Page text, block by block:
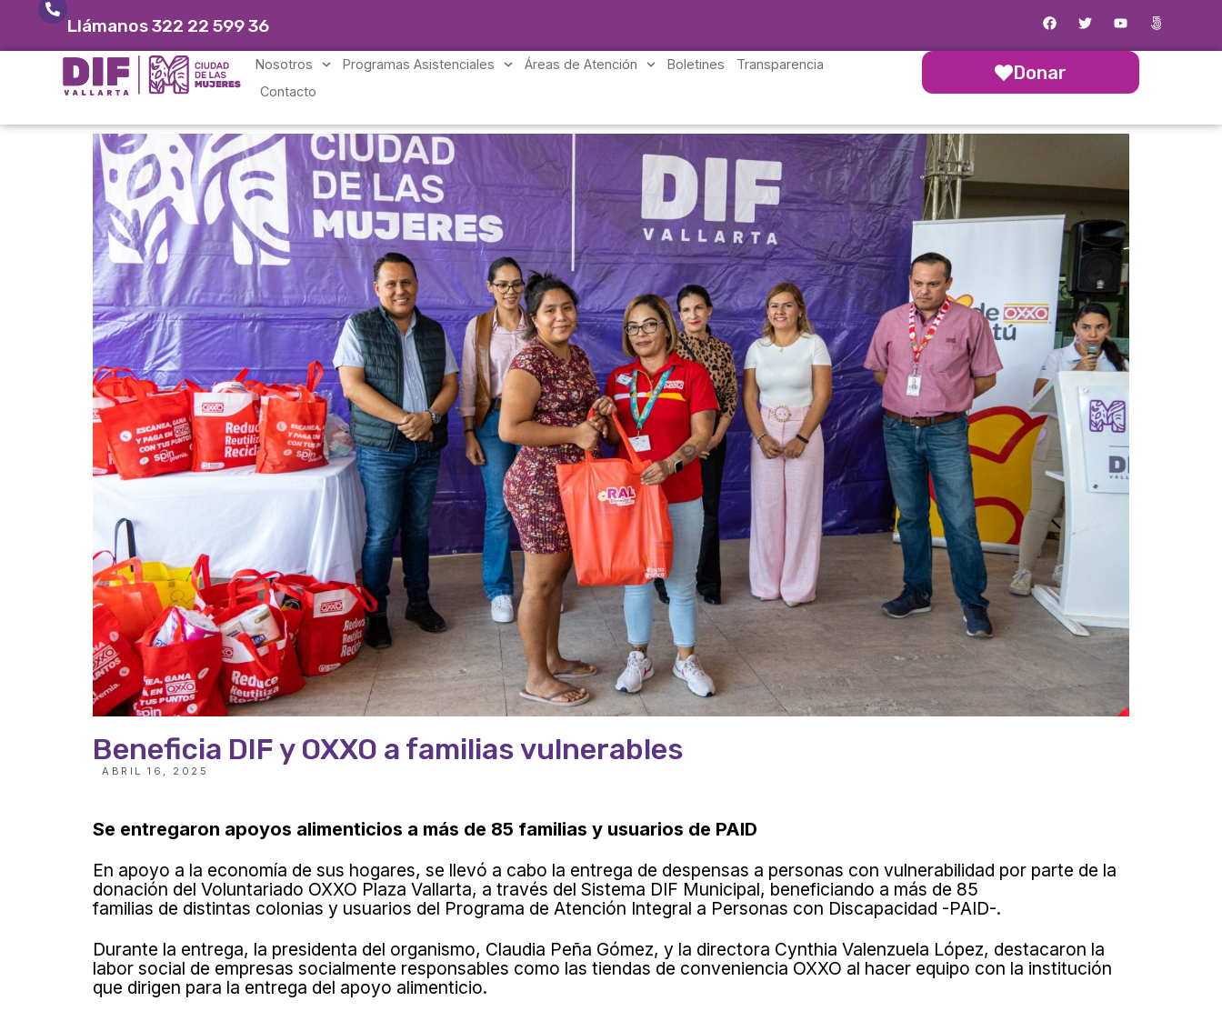
Llámanos 322 22 599 36
Nosotros Programas Asistenciales Áreas de Atención Boletines
Transparencia
Contacto
Donar
Beneficia DIF y OXXO a familias vulnerables
ABRIL 16, 2025
Se entregaron apoyos alimenticios a más de 85 familias y usuarios de PAID
En apoyo a la economía de sus hogares, se llevó a cabo la entrega de despensas a personas con vulnerabilidad por parte de la
donación del Voluntariado OXXO Plaza Vallarta, a través del Sistema DIF Municipal, beneficiando a más de 85
familias de distintas colonias y usuarios del Programa de Atención Integral a Personas con Discapacidad -PAID-.
Durante la entrega, la presidenta del organismo, Claudia Peña Gómez, y la directora Cynthia Valenzuela López, destacaron la
labor social de empresas socialmente responsables como las tiendas de conveniencia OXXO al hacer equipo con la institución
que dirigen para la entrega del apoyo alimenticio.